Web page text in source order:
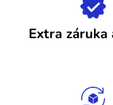
Extra záruka